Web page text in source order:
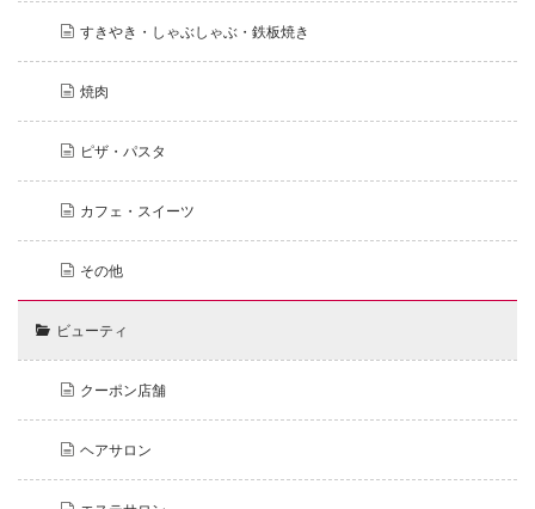
すきやき・しゃぶしゃぶ・鉄板焼き
焼肉
ピザ・パスタ
カフェ・スイーツ
その他
ビューティ
クーポン店舗
ヘアサロン